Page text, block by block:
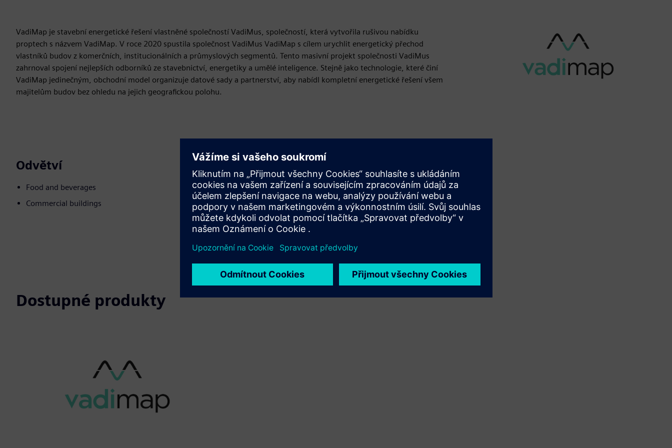
VadiMap je stavební energetické řešení vlastněné společností VadiMus, společností, která vytvořila rušivou nabídku
proptech s názvem VadiMap. V roce 2020 spustila společnost VadiMus VadiMap s cílem urychlit energetický přechod
vlastníků budov z komerčních, institucionálních a průmyslových segmentů. Tento masivní projekt společnosti VadiMus
zahrnoval spojení nejlepších odborníků ze stavebnictví, energetiky a umělé inteligence. Stejně jako technologie, které činí
VadiMap jedinečným, obchodní model organizuje datové sady a partnerství, aby nabídl kompletní energetické řešení všem
majitelům budov bez ohledu na jejich geografickou polohu.
Odvětví
Food and beverages
Commercial buildings
Pohyb
Build
Rozšiřuje produkt/řešení Siemens Xcelerator nebo na nich
staví vytvořením nového produktu nebo vytváří nové
řešení pro zákazníky integrací produktu Siemens
Xcelerator a vlastního produktu
Dostupné produkty